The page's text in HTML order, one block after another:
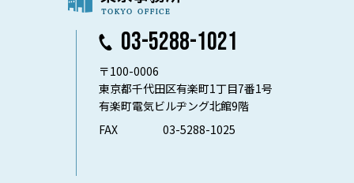
03-5288-1021
〒100-0006
東京都千代田区有楽町1丁目7番1号
有楽町電気ビルヂング北館9階
FAX
03-5288-1025